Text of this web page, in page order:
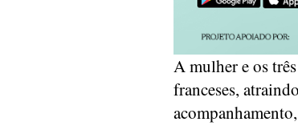
A mulher e os
franceses,